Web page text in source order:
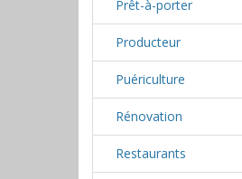
Prêt-à-porter
Producteur
Puériculture
Rénovation
Restaurants